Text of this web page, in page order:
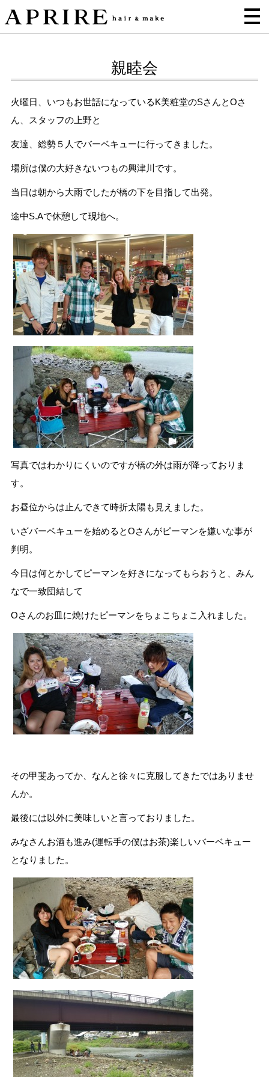
親睦会
火曜日、いつもお世話になっているK美粧堂のSさんとOさ
ん、スタッフの上野と
友達、総勢５人でバーベキューに行ってきました。
場所は僕の大好きないつもの興津川です。
当日は朝から大雨でしたが橋の下を目指して出発。
途中S.Aで休憩して現地へ。
写真ではわかりにくいのですが橋の外は雨が降っておりま
す。
お昼位からは止んできて時折太陽も見えました。
いざバーベキューを始めるとOさんがピーマンを嫌いな事が
判明。
今日は何とかしてピーマンを好きになってもらおうと、みん
なで一致団結して
Oさんのお皿に焼けたピーマンをちょこちょこ入れました。
その甲斐あってか、なんと徐々に克服してきたではありませ
んか。
最後には以外に美味しいと言っておりました。
みなさんお酒も進み(運転手の僕はお茶)楽しいバーベキュー
となりました。